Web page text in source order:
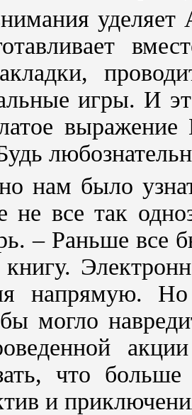
уделяет
игры. И
нам было
не все так
– Раньше все
напрямую.
могло
что больше
и